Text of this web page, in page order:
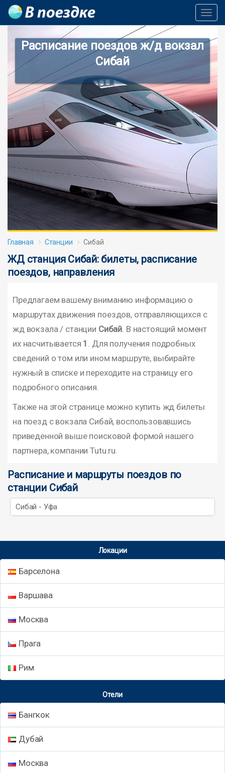
Расписание поездов ж/д вокзал
Сибай
Главная Станции Сибай
ЖД станция Сибай: билеты, расписание
поездов, направления
Предлагаем вашему вниманию информацию о
маршрутах движения поездов, отправляющихся с
жд вокзала / станции Сибай . В настоящий момент
их насчитывается 1 . Для получения подробных
сведений о том или ином маршруте, выбирайте
нужный в списке и переходите на страницу его
подробного описания.
Также на этой странице можно купить жд билеты
на поезд с вокзала Сибай, воспользовавшись
приведенной выше поисковой формой нашего
партнера, компании Tutu.ru.
Расписание и маршруты поездов по
станции Сибай
Сибай - Уфа
Локации
Барселона
Варшава
Москва
Прага
Рим
Отели
Бангкок
Дубай
Москва